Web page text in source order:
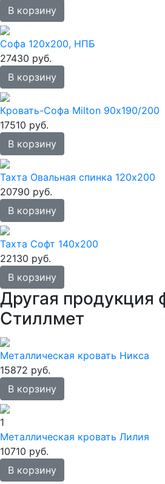
В корзину
Софа 120х200, НПБ
27430 руб.
В корзину
Кровать-Софа Milton 90х190/200
17510 руб.
В корзину
Тахта Овальная спинка 120х200
20790 руб.
В корзину
Тахта Софт 140х200
22130 руб.
В корзину
Другая продукция
Стиллмет
Металлическая кровать Никса
15872 руб.
В корзину
1
Металлическая кровать Лилия
10710 руб.
В корзину